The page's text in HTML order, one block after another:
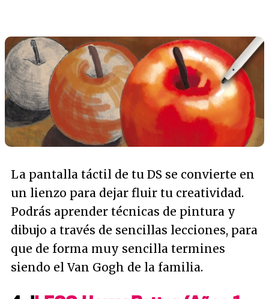
La pantalla táctil de tu DS se convierte en
un lienzo para dejar fluir tu creatividad.
Podrás aprender técnicas de pintura y
dibujo a través de sencillas lecciones, para
que de forma muy sencilla termines
siendo el Van Gogh de la familia.